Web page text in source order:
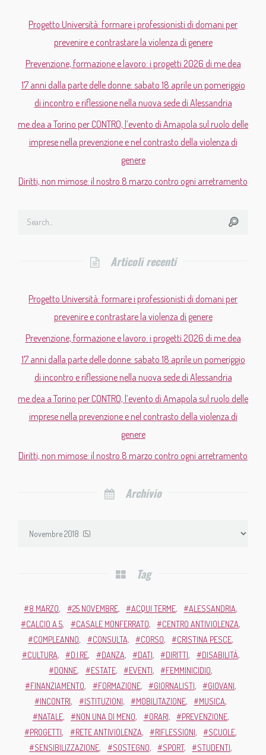
Progetto Università: formare i professionisti di domani per
prevenire e contrastare la violenza di genere
Prevenzione, formazione e lavoro: i progetti 2026 di me.dea
17 anni dalla parte delle donne: sabato 18 aprile un pomeriggio
di incontro e riflessione nella nuova sede di Alessandria
me.dea a Torino per CONTRO, l’evento di Amapola sul ruolo delle
imprese nella prevenzione e nel contrasto della violenza di
genere
Diritti, non mimose: il nostro 8 marzo contro ogni arretramento
Articoli recenti
Progetto Università: formare i professionisti di domani per
prevenire e contrastare la violenza di genere
Prevenzione, formazione e lavoro: i progetti 2026 di me.dea
17 anni dalla parte delle donne: sabato 18 aprile un pomeriggio
di incontro e riflessione nella nuova sede di Alessandria
me.dea a Torino per CONTRO, l’evento di Amapola sul ruolo delle
imprese nella prevenzione e nel contrasto della violenza di
genere
Diritti, non mimose: il nostro 8 marzo contro ogni arretramento
Archivio
Tag
8 MARZO 25 NOVEMBRE ACQUI TERME
ALESSANDRIA
CALCIO A 5
CASALE MONFERRATO
CENTRO ANTIVIOLENZA
COMPLEANNO
CONSULTA CORSO
CRISTINA PESCE
CULTURA
D.I.RE DANZA DATI DIRITTI
DISABILITÀ
DONNE
ESTATE EVENTI
FEMMINICIDIO
FINANZIAMENTO
FORMAZIONE GIORNALISTI
GIOVANI
INCONTRI
ISTITUZIONI MOBILITAZIONE
MUSICA
NATALE
NON UNA DI MENO ORARI
PREVENZIONE
PROGETTI
RETE ANTIVIOLENZA RIFLESSIONI
SCUOLE
SENSIBILIZZAZIONE
SOSTEGNO SPORT STUDENTI